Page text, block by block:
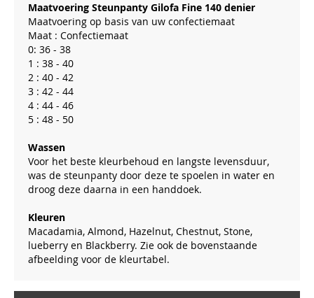
Maatvoering Steunpanty Gilofa Fine 140 denier
Maatvoering op basis van uw confectiemaat
Maat : Confectiemaat
0: 36 - 38
1 : 38 - 40
2 : 40 - 42
3 : 42 - 44
4 : 44 - 46
5 : 48 - 50
Wassen
Voor het beste kleurbehoud en langste levensduur,
was de steunpanty door deze te spoelen in water en
droog deze daarna in een handdoek.
Kleuren
Macadamia, Almond, Hazelnut, Chestnut, Stone,
lueberry en Blackberry. Zie ook de bovenstaande
afbeelding voor de kleurtabel.